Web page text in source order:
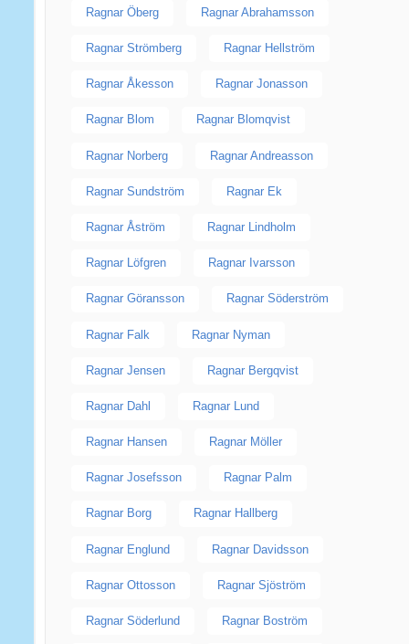
Ragnar Öberg Ragnar Abrahamsson
Ragnar Strömberg Ragnar Hellström
Ragnar Åkesson Ragnar Jonasson
Ragnar Blom Ragnar Blomqvist
Ragnar Norberg Ragnar Andreasson
Ragnar Sundström Ragnar Ek
Ragnar Åström Ragnar Lindholm
Ragnar Löfgren Ragnar Ivarsson
Ragnar Göransson Ragnar Söderström
Ragnar Falk Ragnar Nyman
Ragnar Jensen Ragnar Bergqvist
Ragnar Dahl Ragnar Lund
Ragnar Hansen Ragnar Möller
Ragnar Josefsson Ragnar Palm
Ragnar Borg Ragnar Hallberg
Ragnar Englund Ragnar Davidsson
Ragnar Ottosson Ragnar Sjöström
Ragnar Söderlund Ragnar Boström